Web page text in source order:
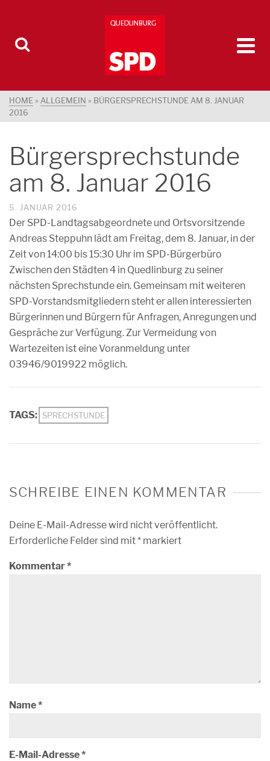
HOME » ALLGEMEIN » BÜRGERSPRECHSTUNDE AM 8. JANUAR
2016
Bürgersprechstunde
am 8. Januar 2016
5. JANUAR 2016
Der SPD-Landtagsabgeordnete und Ortsvorsitzende
Andreas Steppuhn lädt am Freitag, dem 8. Januar, in der
Zeit von 14:00 bis 15:30 Uhr im SPD-Bürgerbüro
Zwischen den Städten 4 in Quedlinburg zu seiner
nächsten Sprechstunde ein. Gemeinsam mit weiteren
SPD-Vorstandsmitgliedern steht er allen interessierten
Bürgerinnen und Bürgern für Anfragen, Anregungen und
Gespräche zur Verfügung. Zur Vermeidung von
Wartezeiten ist eine Voranmeldung unter
03946/9019922 möglich.
TAGS: SPRECHSTUNDE
SCHREIBE EINEN KOMMENTAR
Deine E-Mail-Adresse wird nicht veröffentlicht.
Erforderliche Felder sind mit* markiert
Kommentar*
Name*
E-Mail-Adresse*